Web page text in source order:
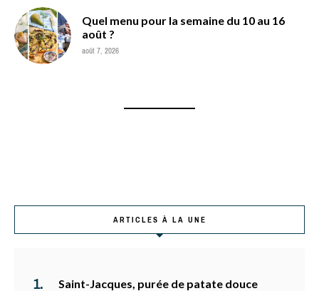
Quel menu pour la semaine du 10 au 16
août ?
août 7, 2026
ARTICLES À LA UNE
Saint-Jacques, purée de patate douce